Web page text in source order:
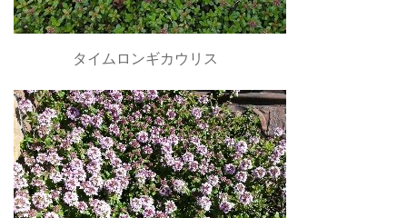
タイムロンギカウリス